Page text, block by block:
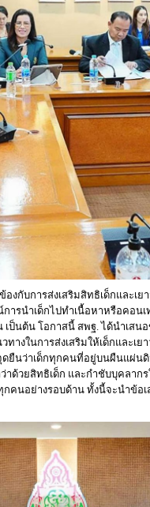
งกับการส่งเสริมสิทธิเด็กและเ
ารนำเด็กไปทำเนื้อหาหรือคอน
เป็นต้น โอกาสนี้ สพฐ. ได้นำเส
างในการส่งเสริมให้เด็กและเ
ยืนว่าเด็กทุกคนที่อยู่บนผืนแผ่น
วยสิทธิเด็ก และกำชับบุคลาก
คนอย่างรอบด้าน ทั้งนี้จะนำข้